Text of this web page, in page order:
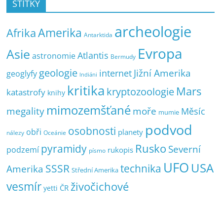
ŠTÍTKY
AfrikaAmerika Antarktida archeologie
Asie astronomie Atlantis Bermudy Evropa
geoglyfy geologie Indiáni internet Jižní Amerika
katastrofy knihy kritika kryptozoologie Mars
megality mimozemšťanémoře mumie Měsíc
nálezy obři Oceánie osobnosti planety podvod
podzemí pyramidy písmo rukopis Rusko Severní
Amerika SSSR Střední Amerika technika UFO USA
vesmír yetti ČR živočichové